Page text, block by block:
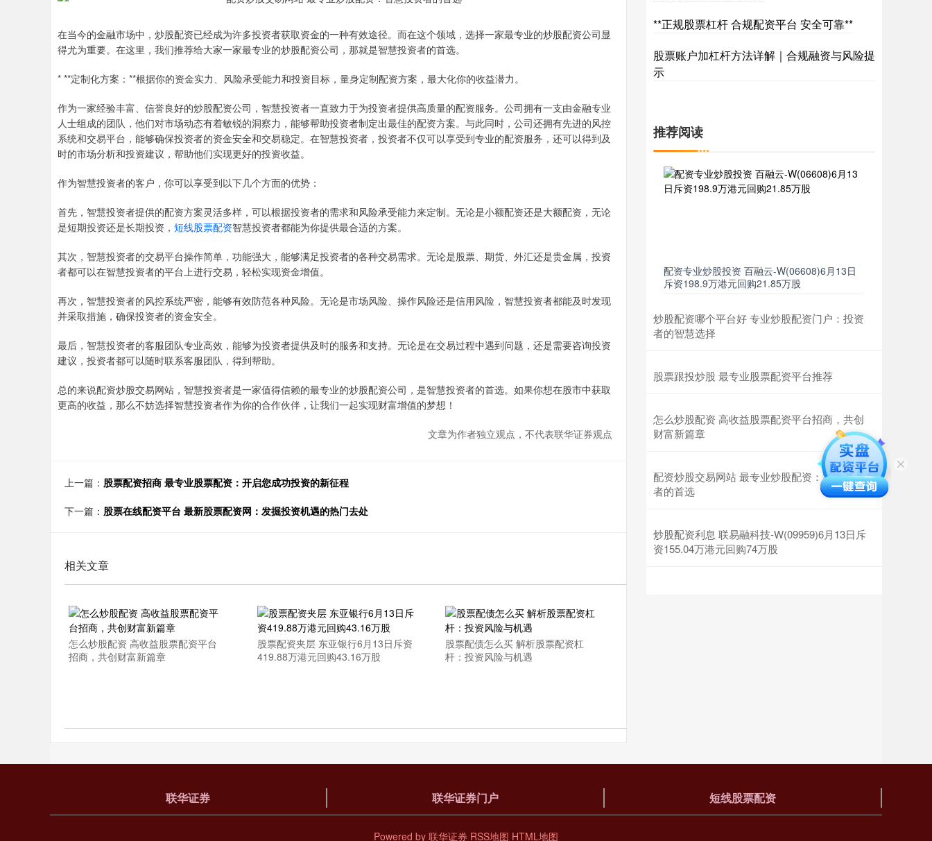
在当今的金融市场中，炒股配资已经成为许多投资者获取资金的一种有效途径。而在这个领域，选择一家最专业的炒股配资公司显
得尤为重要。在这里，我们推荐给大家一家最专业的炒股配资公司，那就是智慧投资者的首选。
* **定制化方案：**根据你的资金实力、风险承受能力和投资目标，量身定制配资方案，最大化你的收益潜力。
作为一家经验丰富、信誉良好的炒股配资公司，智慧投资者一直致力于为投资者提供高质量的配资服务。公司拥有一支由金融专业
人士组成的团队，他们对市场动态有着敏锐的洞察力，能够帮助投资者制定出最佳的配资方案。与此同时，公司还拥有先进的风控
系统和交易平台，能够确保投资者的资金安全和交易稳定。在智慧投资者，投资者不仅可以享受到专业的配资服务，还可以得到及
时的市场分析和投资建议，帮助他们实现更好的投资收益。
作为智慧投资者的客户，你可以享受到以下几个方面的优势：
首先，智慧投资者提供的配资方案灵活多样，可以根据投资者的需求和风险承受能力来定制。无论是小额配资还是大额配资，无论
是短期投资还是长期投资， 短线股票配资智慧投资者都能为你提供最合适的方案。
其次，智慧投资者的交易平台操作简单，功能强大，能够满足投资者的各种交易需求。无论是股票、期货、外汇还是贵金属，投资
者都可以在智慧投资者的平台上进行交易，轻松实现资金增值。
再次，智慧投资者的风控系统严密，能够有效防范各种风险。无论是市场风险、操作风险还是信用风险，智慧投资者都能及时发现
并采取措施，确保投资者的资金安全。
最后，智慧投资者的客服团队专业高效，能够为投资者提供及时的服务和支持。无论是在交易过程中遇到问题，还是需要咨询投资
建议，投资者都可以随时联系客服团队，得到帮助。
总的来说配资炒股交易网站，智慧投资者是一家值得信赖的最专业的炒股配资公司，是智慧投资者的首选。如果你想在股市中获取
更高的收益，那么不妨选择智慧投资者作为你的合作伙伴，让我们一起实现财富增值的梦想！
文章为作者独立观点，不代表联华证券观点
上一篇： 股票配资招商 最专业股票配资：开启您成功投资的新征程
下一篇： 股票在线配资平台 最新股票配资网：发掘投资机遇的热门去处
相关文章
怎么炒股配资 高收益股票配资平台
招商，共创财富新篇章
股票配资夹层 东亚银行6月13日斥资
419.88万港元回购43.16万股
股票配债怎么买 解析股票配资杠
杆：投资风险与机遇
**正规股票杠杆 合规配资平台 安全可靠**
股票账户加杠杆方法详解｜合规融资与风险提
示
推荐阅读
配资专业炒股投资 百融云-W(06608)6月13日
斥资198.9万港元回购21.85万股
炒股配资哪个平台好 专业炒股配资门户：投资
者的智慧选择
股票跟投炒股 最专业股票配资平台推荐
怎么炒股配资 高收益股票配资平台招商，共创
财富新篇章
配资炒股交易网站 最专业炒股配资：智慧投资
者的首选
炒股配资利息 联易融科技-W(09959)6月13日斥
资155.04万港元回购74万股
联华证券 联华证券门户 短线股票配资
Powered by 联华证券 RSS地图 HTML地图